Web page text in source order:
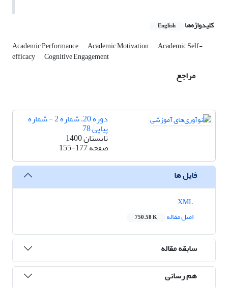
کلیدواژه‌ها English
Academic Performance Academic Motivation Academic Self-
efficacy Cognitive Engagement
مراجع
دوره 20، شماره 2 - شماره
پیاپی 78
تابستان 1400
صفحه155-177
فایل ها
اصل مقاله
750.58 K
سابقه مقاله
هم رسانی